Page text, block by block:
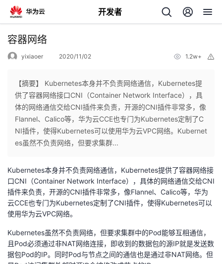
开发者
返
个
人
主
页
我
的
开
发
者
容器网络
yixiaoer 2020/11/02 1.2w+
【摘要】 Kubernetes本身并不负责网络通信，Kubernetes提
供了容器网络接口CNI（Container Network Interface），具
体的网络通信交给CNI插件来负责，开源的CNI插件非常多，像
Flannel、Calico等，华为云CCE也专门为Kubernetes定制了C
NI插件，使得Kubernetes可以使用华为云VPC网络。Kubernet
es虽然不负责网络，但要求集群...
Kubernetes本身并不负责网络通信，Kubernetes提供了容器网络接
口CNI（Container Network Interface），具体的网络通信交给CNI
插件来负责，开源的CNI插件非常多，像Flannel、Calico等，华为
云CCE也专门为Kubernetes定制了CNI插件，使得Kubernetes可以
使用华为云VPC网络。
Kubernetes虽然不负责网络，但要求集群中的Pod能够互相通信，
且Pod必须通过非NAT网络连接，即收到的数据包的源IP就是发送数
据包Pod的IP。同时Pod与节点之间的通信也是通过非NAT网络。但